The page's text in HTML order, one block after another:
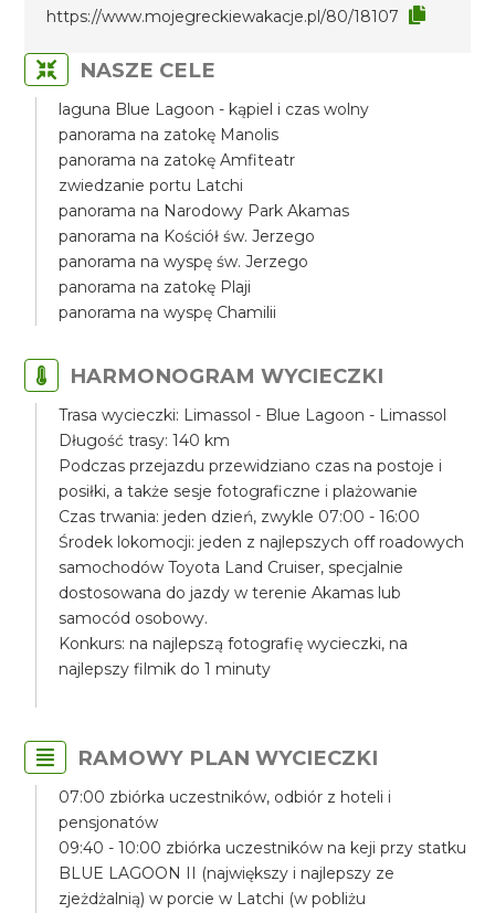
https://www.mojegreckiewakacje.pl/80/18107
NASZE CELE
laguna Blue Lagoon - kąpiel i czas wolny
panorama na zatokę Manolis
panorama na zatokę Amfiteatr
zwiedzanie portu Latchi
panorama na Narodowy Park Akamas
panorama na Kościół św. Jerzego
panorama na wyspę św. Jerzego
panorama na zatokę Plaji
panorama na wyspę Chamilii
HARMONOGRAM WYCIECZKI
Trasa wycieczki: Limassol - Blue Lagoon - Limassol
Długość trasy: 140 km
Podczas przejazdu przewidziano czas na postoje i
posiłki, a także sesje fotograficzne i plażowanie
Czas trwania: jeden dzień, zwykle 07:00 - 16:00
Środek lokomocji: jeden z najlepszych off roadowych
samochodów Toyota Land Cruiser, specjalnie
dostosowana do jazdy w terenie Akamas lub
samocód osobowy.
Konkurs: na najlepszą fotografię wycieczki, na
najlepszy filmik do 1 minuty
RAMOWY PLAN WYCIECZKI
07:00 zbiórka uczestników, odbiór z hoteli i
pensjonatów
09:40 - 10:00 zbiórka uczestników na keji przy statku
BLUE LAGOON II (największy i najlepszy ze
zjeżdżalnią) w porcie w Latchi (w pobliżu